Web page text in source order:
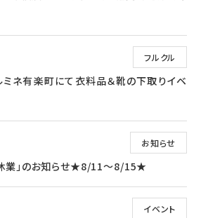
フルクル
ミネ有楽町にて衣料品＆靴の下取りイベ
お知らせ
休業」のお知らせ★8/11～8/15★
イベント